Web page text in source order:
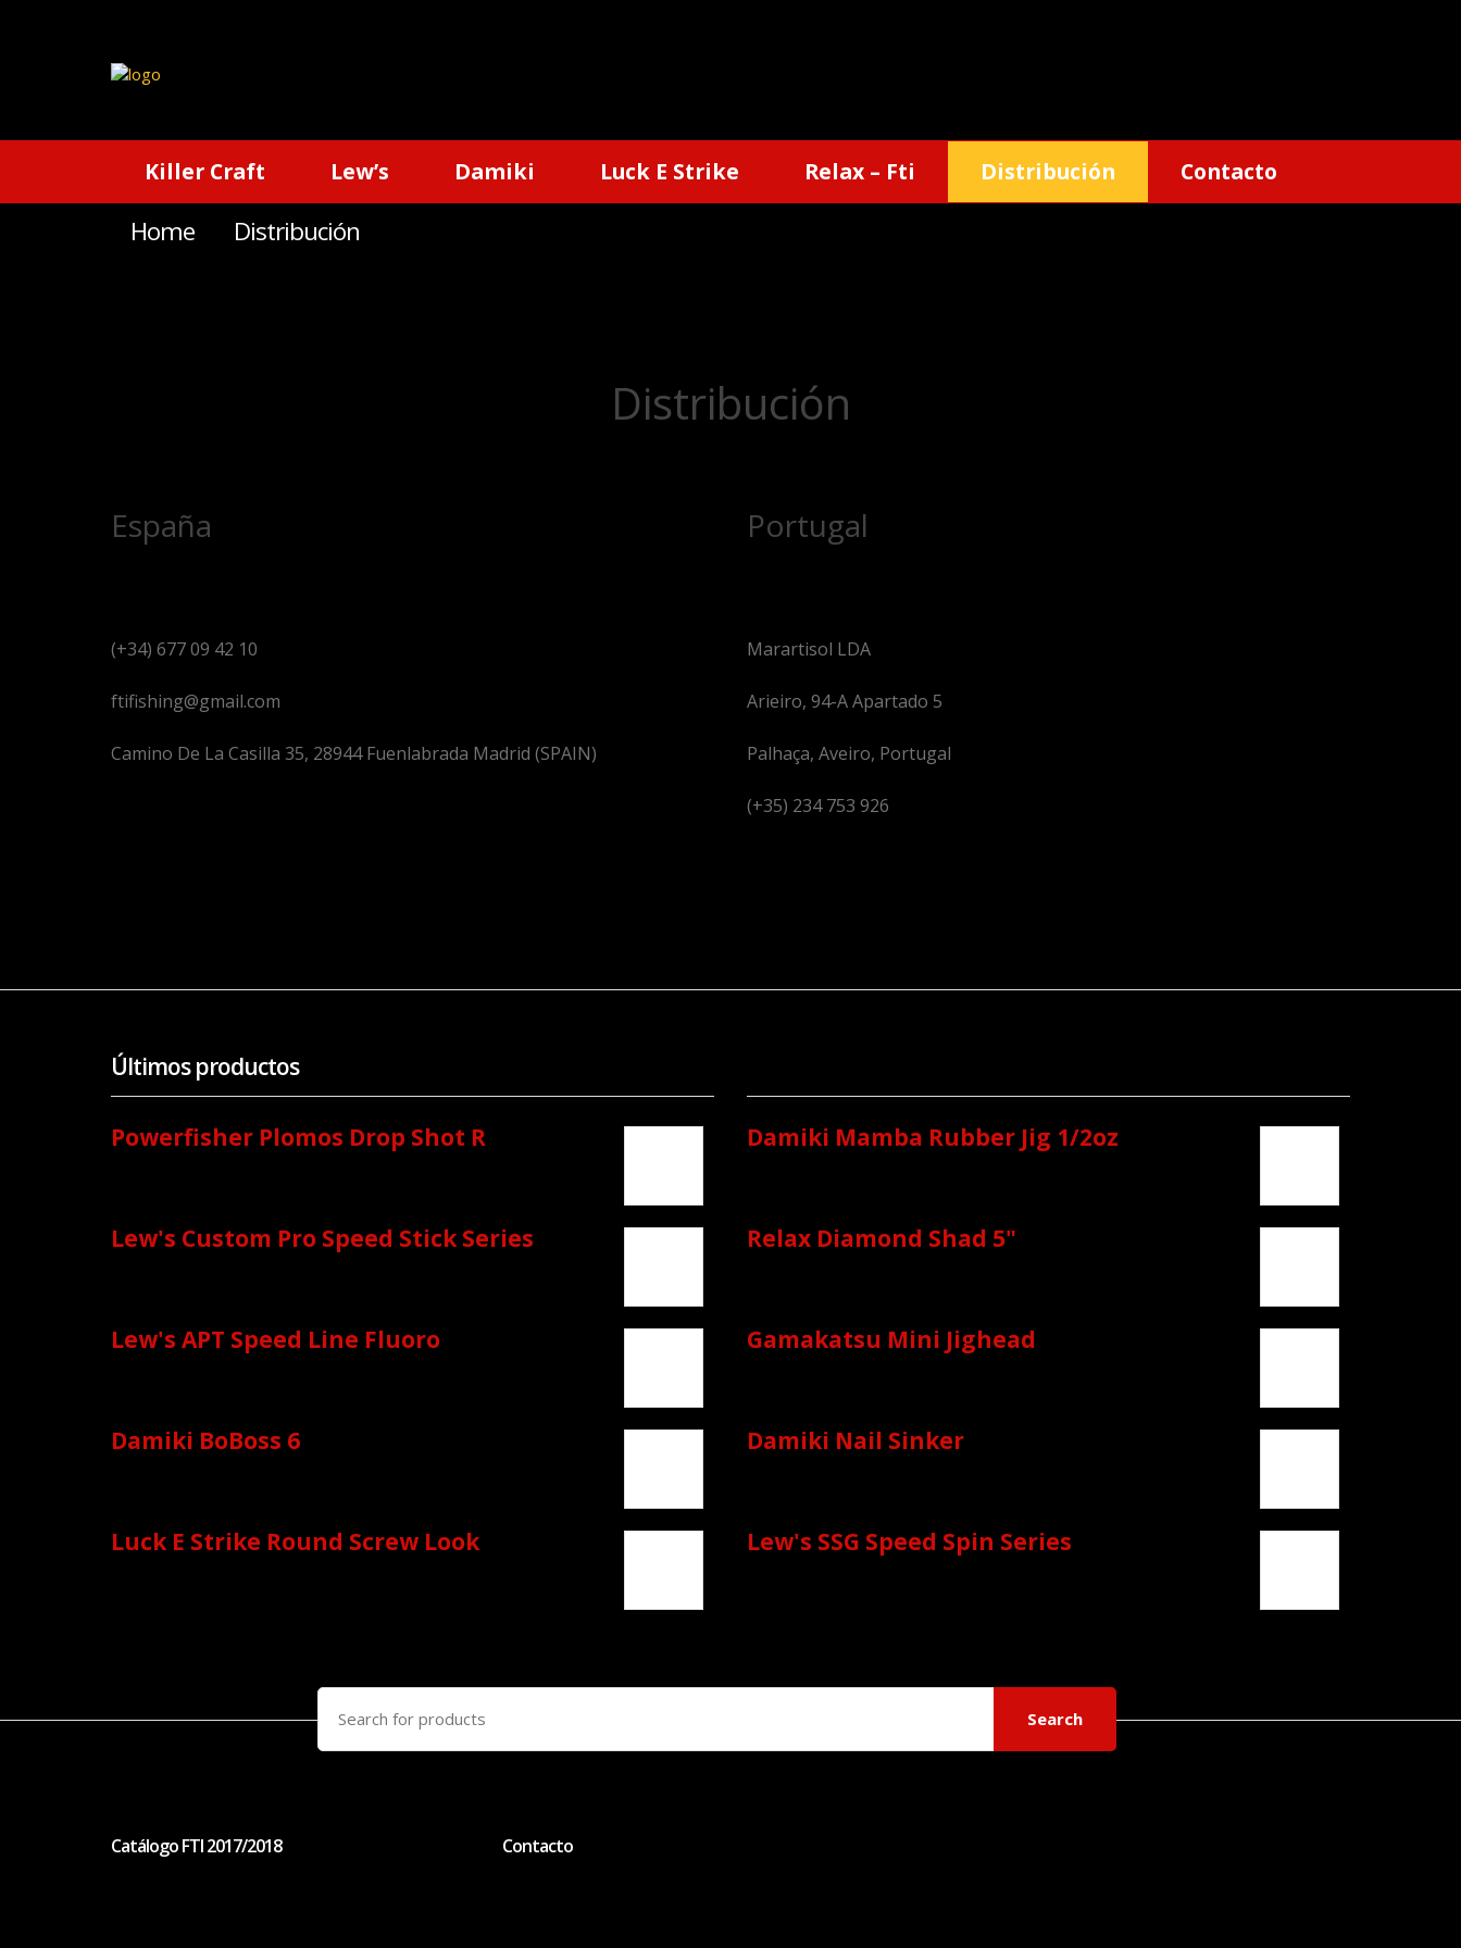
Killer Craft Lew’s Damiki Luck E Strike Relax – Fti Distribución Contacto
Home Distribución
Distribución
España
(+34) 677 09 42 10
ftifishing@gmail.com
Camino De La Casilla 35, 28944 Fuenlabrada Madrid (SPAIN)
Portugal
Marartisol LDA
Arieiro, 94-A Apartado 5
Palhaça, Aveiro, Portugal
(+35) 234 753 926
Últimos productos
Powerfisher Plomos Drop Shot R
Lew's Custom Pro Speed Stick Series
Lew's APT Speed Line Fluoro
Damiki BoBoss 6
Luck E Strike Round Screw Look
Damiki Mamba Rubber Jig 1/2oz
Relax Diamond Shad 5"
Gamakatsu Mini Jighead
Damiki Nail Sinker
Lew's SSG Speed Spin Series
Search
for:
Search
Catálogo FTI 2017/2018 Contacto